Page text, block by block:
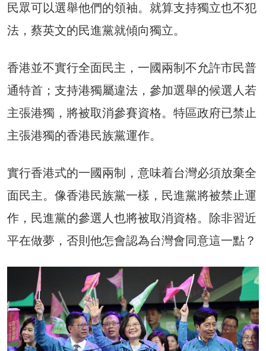
民眾可以選舉他們的領袖。就算支持獨立也不犯
法，蔡英文的民進黨就傾向獨立。
香港並不實行全面民主，一國兩制不允許市民普
通特首；支持港獨屬違法，參加選舉的候選人若
主張港獨，將被取消參賽資格。特區政府已禁止
主張港獨的香港民族黨運作。
實行香港式的一國兩制，意味着台灣必須放棄全
面民主。像香港民族黨一樣，民進黨將被禁止運
作，民進黨的參選人也將被取消資格。除非習近
平在做夢，否則他怎會認為台灣會同意這一點？